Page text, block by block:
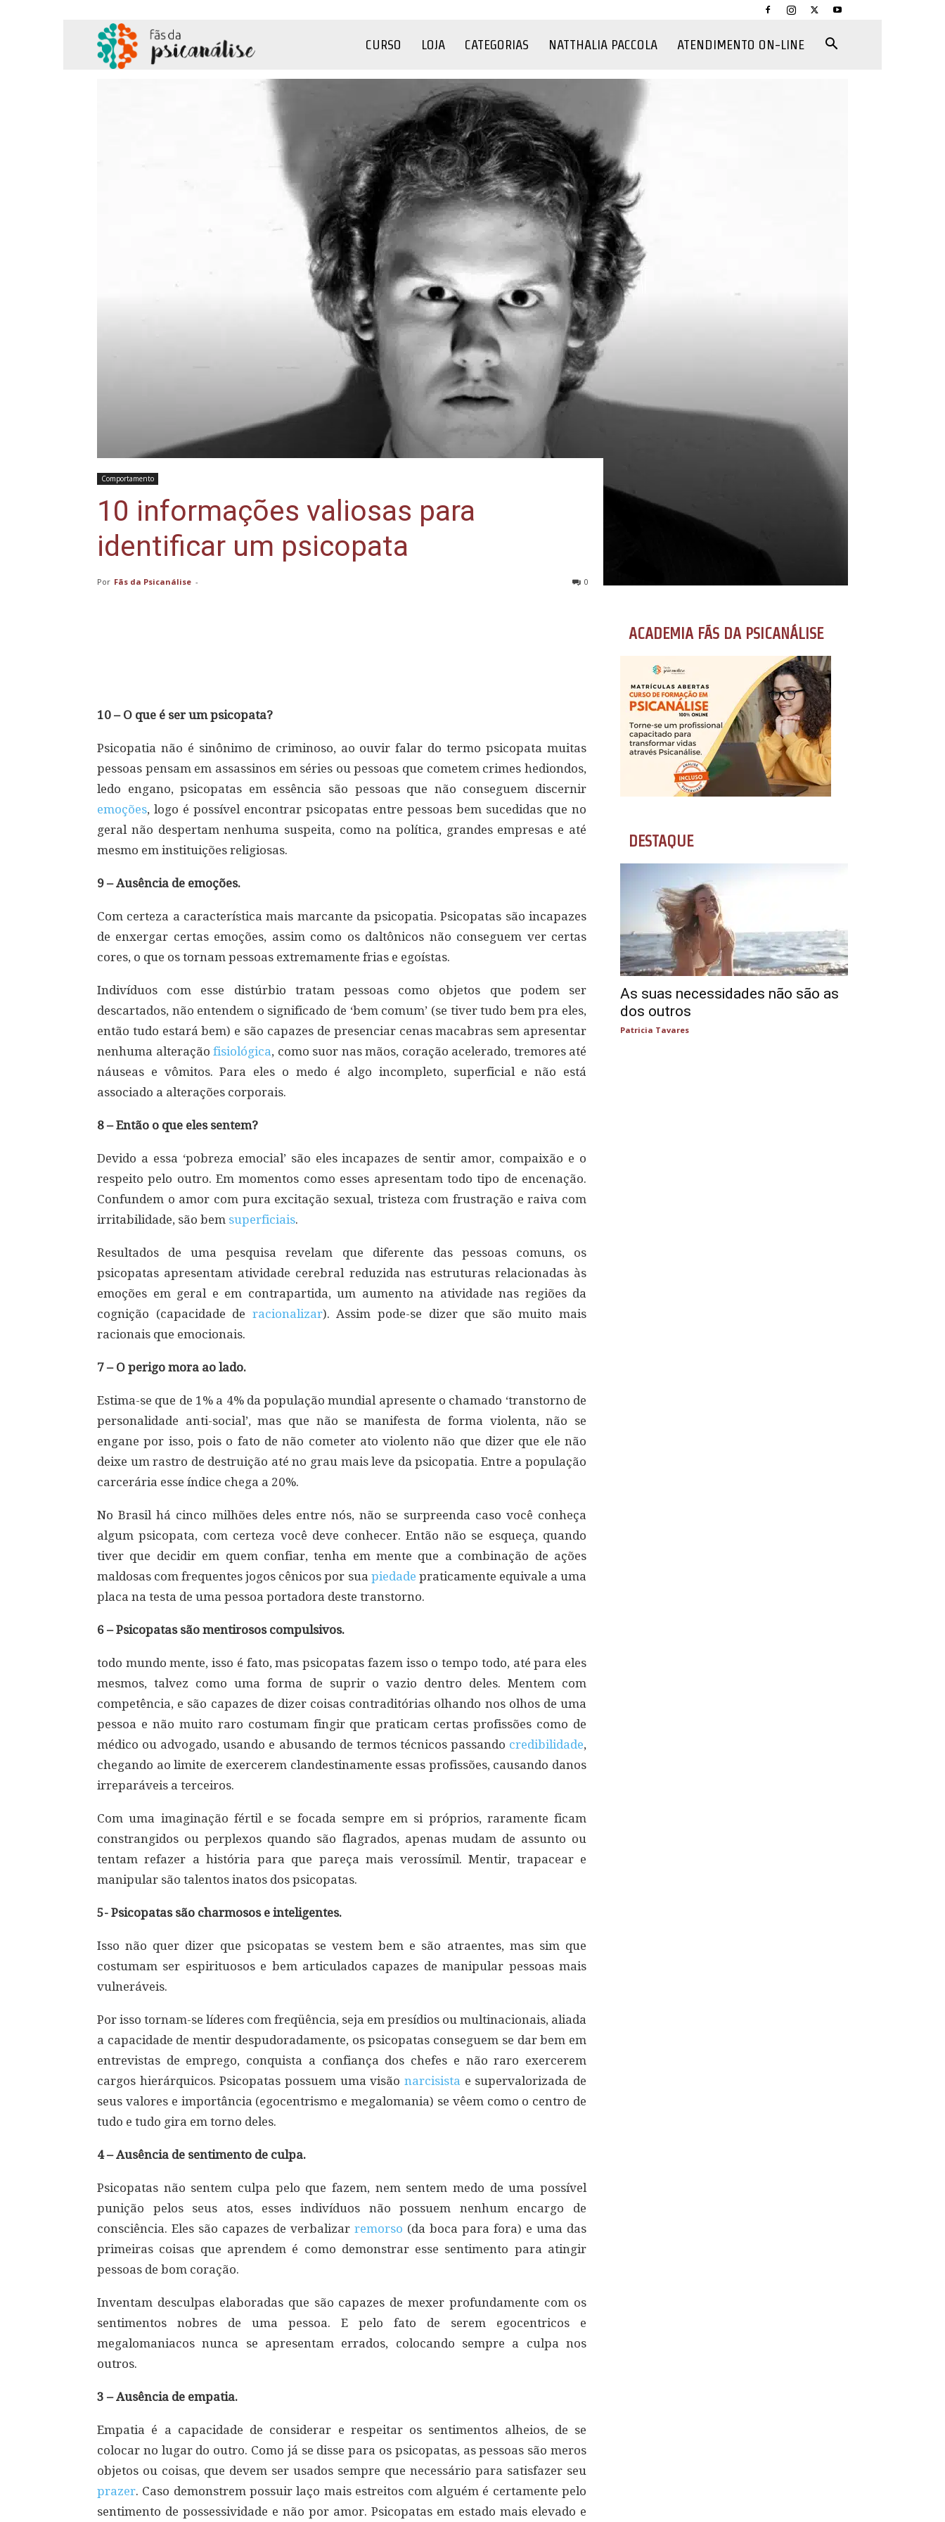
CURSO LOJA CATEGORIAS NATTHALIA PACCOLA ATENDIMENTO ON-LINE
Comportamento
10 informações valiosas para
identificar um psicopata
Por Fãs da Psicanálise - 0
10 – O que é ser um psicopata?
Psicopatia não é sinônimo de criminoso, ao ouvir falar do termo psicopata muitas
pessoas pensam em assassinos em séries ou pessoas que cometem crimes hediondos,
ledo engano, psicopatas em essência são pessoas que não conseguem discernir
emoções, logo é possível encontrar psicopatas entre pessoas bem sucedidas que no
geral não despertam nenhuma suspeita, como na política, grandes empresas e até
mesmo em instituições religiosas.
9 – Ausência de emoções.
Com certeza a característica mais marcante da psicopatia. Psicopatas são incapazes
de enxergar certas emoções, assim como os daltônicos não conseguem ver certas
cores, o que os tornam pessoas extremamente frias e egoístas.
Indivíduos com esse distúrbio tratam pessoas como objetos que podem ser
descartados, não entendem o significado de ‘bem comum’ (se tiver tudo bem pra eles,
então tudo estará bem) e são capazes de presenciar cenas macabras sem apresentar
nenhuma alteração fisiológica, como suor nas mãos, coração acelerado, tremores até
náuseas e vômitos. Para eles o medo é algo incompleto, superficial e não está
associado a alterações corporais.
8 – Então o que eles sentem?
Devido a essa ‘pobreza emocial’ são eles incapazes de sentir amor, compaixão e o
respeito pelo outro. Em momentos como esses apresentam todo tipo de encenação.
Confundem o amor com pura excitação sexual, tristeza com frustração e raiva com
irritabilidade, são bem superficiais.
Resultados de uma pesquisa revelam que diferente das pessoas comuns, os
psicopatas apresentam atividade cerebral reduzida nas estruturas relacionadas às
emoções em geral e em contrapartida, um aumento na atividade nas regiões da
cognição (capacidade de racionalizar). Assim pode-se dizer que são muito mais
racionais que emocionais.
7 – O perigo mora ao lado.
Estima-se que de 1% a 4% da população mundial apresente o chamado ‘transtorno de
personalidade anti-social’, mas que não se manifesta de forma violenta, não se
engane por isso, pois o fato de não cometer ato violento não que dizer que ele não
deixe um rastro de destruição até no grau mais leve da psicopatia. Entre a população
carcerária esse índice chega a 20%.
No Brasil há cinco milhões deles entre nós, não se surpreenda caso você conheça
algum psicopata, com certeza você deve conhecer. Então não se esqueça, quando
tiver que decidir em quem confiar, tenha em mente que a combinação de ações
maldosas com frequentes jogos cênicos por sua piedade praticamente equivale a uma
placa na testa de uma pessoa portadora deste transtorno.
6 – Psicopatas são mentirosos compulsivos.
todo mundo mente, isso é fato, mas psicopatas fazem isso o tempo todo, até para eles
mesmos, talvez como uma forma de suprir o vazio dentro deles. Mentem com
competência, e são capazes de dizer coisas contraditórias olhando nos olhos de uma
pessoa e não muito raro costumam fingir que praticam certas profissões como de
médico ou advogado, usando e abusando de termos técnicos passando credibilidade,
chegando ao limite de exercerem clandestinamente essas profissões, causando danos
irreparáveis a terceiros.
Com uma imaginação fértil e se focada sempre em si próprios, raramente ficam
constrangidos ou perplexos quando são flagrados, apenas mudam de assunto ou
tentam refazer a história para que pareça mais verossímil. Mentir, trapacear e
manipular são talentos inatos dos psicopatas.
5- Psicopatas são charmosos e inteligentes.
Isso não quer dizer que psicopatas se vestem bem e são atraentes, mas sim que
costumam ser espirituosos e bem articulados capazes de manipular pessoas mais
vulneráveis.
Por isso tornam-se líderes com freqüência, seja em presídios ou multinacionais, aliada
a capacidade de mentir despudoradamente, os psicopatas conseguem se dar bem em
entrevistas de emprego, conquista a confiança dos chefes e não raro exercerem
cargos hierárquicos. Psicopatas possuem uma visão narcisista e supervalorizada de
seus valores e importância (egocentrismo e megalomania) se vêem como o centro de
tudo e tudo gira em torno deles.
4 – Ausência de sentimento de culpa.
Psicopatas não sentem culpa pelo que fazem, nem sentem medo de uma possível
punição pelos seus atos, esses indivíduos não possuem nenhum encargo de
consciência. Eles são capazes de verbalizar remorso (da boca para fora) e uma das
primeiras coisas que aprendem é como demonstrar esse sentimento para atingir
pessoas de bom coração.
Inventam desculpas elaboradas que são capazes de mexer profundamente com os
sentimentos nobres de uma pessoa. E pelo fato de serem egocentricos e
megalomaniacos nunca se apresentam errados, colocando sempre a culpa nos
outros.
3 – Ausência de empatia.
Empatia é a capacidade de considerar e respeitar os sentimentos alheios, de se
colocar no lugar do outro. Como já se disse para os psicopatas, as pessoas são meros
objetos ou coisas, que devem ser usados sempre que necessário para satisfazer seu
prazer. Caso demonstrem possuir laço mais estreitos com alguém é certamente pelo
sentimento de possessividade e não por amor. Psicopatas em estado mais elevado e
ACADEMIA FÃS DA PSICANÁLISE
DESTAQUE
As suas necessidades não são as
dos outros
Patricia Tavares